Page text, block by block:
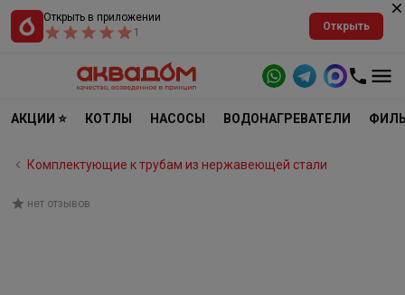
Открыть в приложении
1
Открыть
АКЦИИ ⭐ КОТЛЫ НАСОСЫ ВОДОНАГРЕВАТЕЛИ
Комплектующие к трубам из нержавеющей стали
нет отзывов